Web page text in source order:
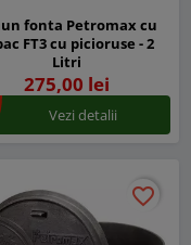
fonta Petromax cu
FT3 cu picioruse - 2
Litri
275,00 lei
Vezi detalii
favorite_border
favorite_border